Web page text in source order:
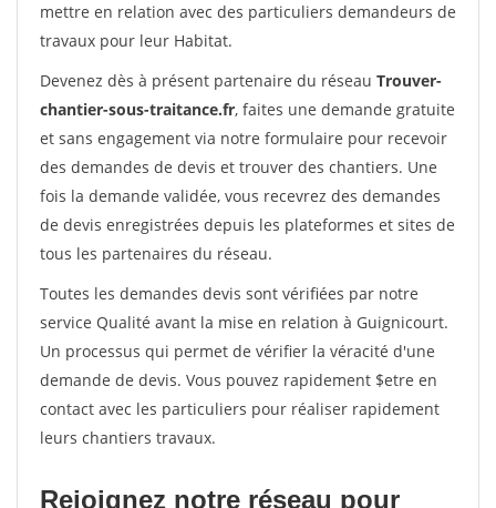
mettre en relation avec des particuliers demandeurs de
travaux pour leur Habitat.
Devenez dès à présent partenaire du réseau Trouver-
chantier-sous-traitance.fr, faites une demande gratuite
et sans engagement via notre formulaire pour recevoir
des demandes de devis et trouver des chantiers. Une
fois la demande validée, vous recevrez des demandes
de devis enregistrées depuis les plateformes et sites de
tous les partenaires du réseau.
Toutes les demandes devis sont vérifiées par notre
service Qualité avant la mise en relation à Guignicourt.
Un processus qui permet de vérifier la véracité d'une
demande de devis. Vous pouvez rapidement $etre en
contact avec les particuliers pour réaliser rapidement
leurs chantiers travaux.
Rejoignez notre réseau pour